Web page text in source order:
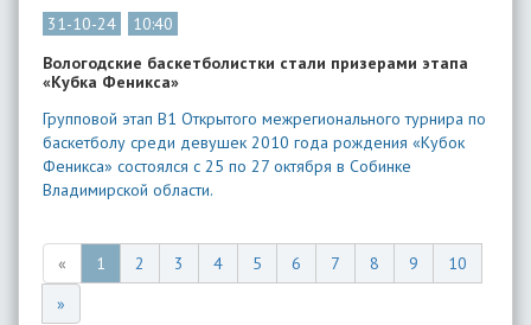
31-10-24
10:40
Вологодские баскетболистки стали призерами этапа
«Кубка Феникса»
Групповой этап В1 Открытого межрегионального турнира по
баскетболу среди девушек 2010 года рождения «Кубок
Феникса» состоялся с 25 по 27 октября в Собинке
Владимирской области.
« 1 2 3 4 5 6 7 8 9
10
»